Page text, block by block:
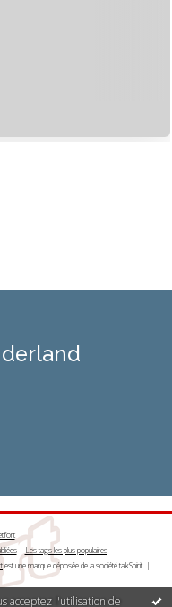
acceptez l'utilisation de
| Les tags les plus populaires
est une marque déposée de la société talkSpirit |